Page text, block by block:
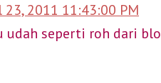
23, 2011 11:43:00 PM
seperti roh dari